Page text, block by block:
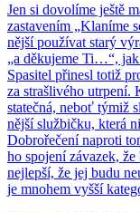
Jen si do­vo­lí­me ještě
za­sta­ve­ním „Kla­ní­me
něj­ší po­u­ží­vat starý
„a dě­ku­je­me Ti…“,
Spa­si­tel při­ne­sl totiž
za straš­li­vé­ho utr­pe­ní.
sta­teč­ná, neboť týmiž
něj­ší služ­bič­ku, která
Dob­ro­ře­če­ní na­pro­ti
ho spo­je­ní zá­va­zek,
nej­lep­ší, že jej budu
je mno­hem vyšší